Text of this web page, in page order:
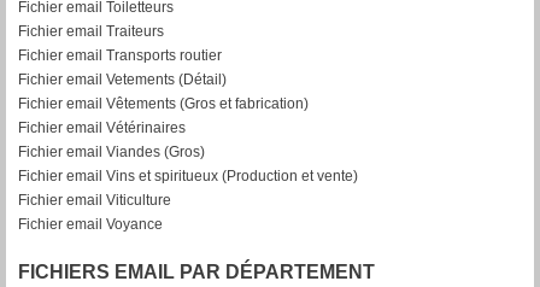
Fichier email Toiletteurs
Fichier email Traiteurs
Fichier email Transports routier
Fichier email Vetements (Détail)
Fichier email Vêtements (Gros et fabrication)
Fichier email Vétérinaires
Fichier email Viandes (Gros)
Fichier email Vins et spiritueux (Production et vente)
Fichier email Viticulture
Fichier email Voyance
FICHIERS EMAIL PAR DÉPARTEMENT